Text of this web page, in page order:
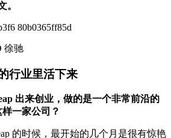
。
徐驰
行业里活下来
出来创业，做的是一个非常前沿的
一家公司？
的时候，最开始的几个月是很有惊艳